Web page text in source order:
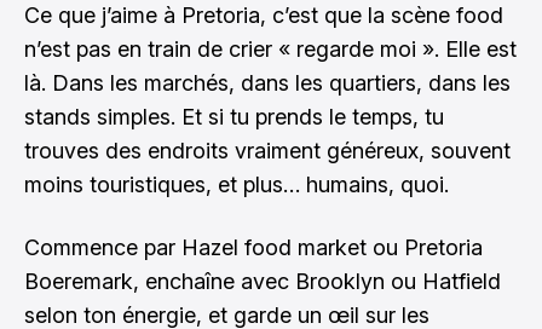
Ce que j’aime à Pretoria, c’est que la scène food
n’est pas en train de crier « regarde moi ». Elle est
là. Dans les marchés, dans les quartiers, dans les
stands simples. Et si tu prends le temps, tu
trouves des endroits vraiment généreux, souvent
moins touristiques, et plus… humains, quoi.
Commence par Hazel food market ou Pretoria
Boeremark, enchaîne avec Brooklyn ou Hatfield
selon ton énergie, et garde un œil sur les